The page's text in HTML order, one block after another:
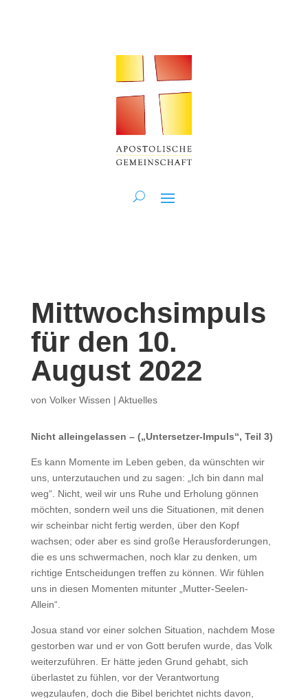
Mittwochsimpuls
für den 10.
August 2022
von Volker Wissen | Aktuelles
Nicht alleingelassen – („Untersetzer-Impuls“, Teil 3)
Es kann Momente im Leben geben, da wünschten wir
uns, unterzutauchen und zu sagen: „Ich bin dann mal
weg“. Nicht, weil wir uns Ruhe und Erholung gönnen
möchten, sondern weil uns die Situationen, mit denen
wir scheinbar nicht fertig werden, über den Kopf
wachsen; oder aber es sind große Herausforderungen,
die es uns schwermachen, noch klar zu denken, um
richtige Entscheidungen treffen zu können. Wir fühlen
uns in diesen Momenten mitunter „Mutter-Seelen-
Allein“.
Josua stand vor einer solchen Situation, nachdem Mose
gestorben war und er von Gott berufen wurde, das Volk
weiterzuführen. Er hätte jeden Grund gehabt, sich
überlastet zu fühlen, vor der Verantwortung
wegzulaufen, doch die Bibel berichtet nichts davon,